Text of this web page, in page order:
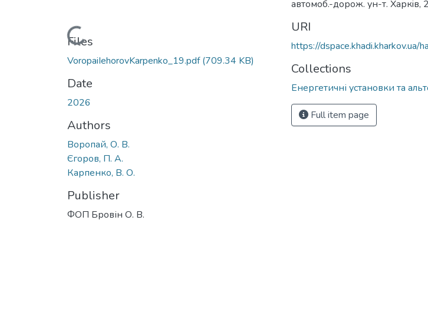
Loading...
Files
VoropaiIehorovKarpenko_19.pdf(709.34 KB)
Date
2026
Authors
Воропай, О. В.
Єгоров, П. А.
Карпенко, В. О.
Publisher
ФОП Бровін О. В.
автомоб.-дорож. ун-т. Харкiв,
URI
https://
Collections
Енергетичні установки та
Full item page